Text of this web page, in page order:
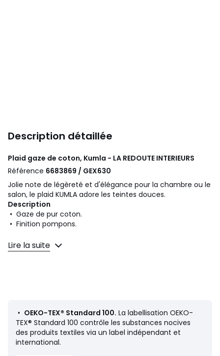
Description détaillée
Plaid gaze de coton, Kumla - LA REDOUTE INTERIEURS
Référence 6683869 / GEX630
Jolie note de légèreté et d'élégance pour la chambre ou le
salon, le plaid KUMLA adore les teintes douces.
Description
• Gaze de pur coton.
• Finition pompons.
Dimensions
• 140 x 170 cm
environnementales
• Origine de fabrication (tissage, teinture, confection) :
Chine
Lire la suite
• OEKO-TEX® Standard 100. La labellisation OEKO-
TEX® Standard 100 contrôle les substances nocives
des produits textiles via un label indépendant et
international.